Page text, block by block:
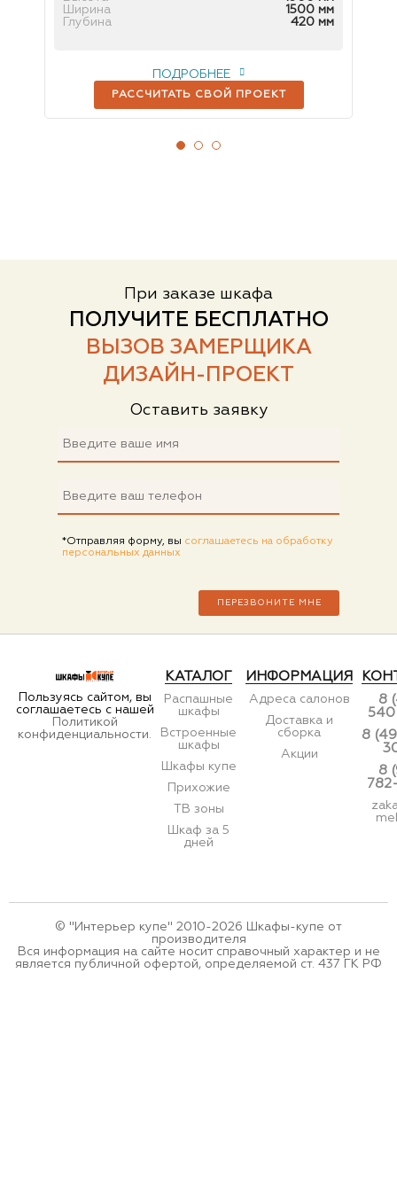
Ширина
1500 мм
Глубина
420 мм
РАССЧИТАТЬ СВОЙ ПРОЕКТ
ПОДРОБНЕЕ
При заказе шкафа
ПОЛУЧИТЕ БЕСПЛАТНО
ВЫЗОВ ЗАМЕРЩИКА
ДИЗАЙН-ПРОЕКТ
Оставить заявку
*Отправляя форму, вы соглашаетесь на обработку
персональных данных
Пользуясь сайтом, вы
соглашаетесь с нашей
Политикой
конфиденциальности.
КАТАЛОГ
Распашные
шкафы
Встроенные
шкафы
Шкафы купе
Прихожие
ТВ зоны
Шкаф за 5
дней
ИНФОРМАЦИЯ
Адреса салонов
Доставка и
сборка
Акции
8
8
8
© "Интерьер купе" 2010-2026 Шкафы-купе от
производителя
Вся информация на сайте носит справочный характер и не
является публичной офертой, определяемой ст. 437 ГК РФ